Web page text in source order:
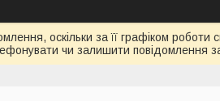
оскільки за її графіком
чи залишити повідомлення